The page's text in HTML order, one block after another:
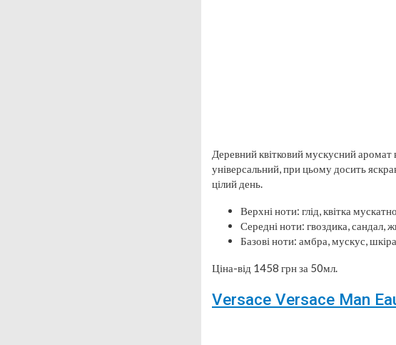
Деревний квітковий мускусний аромат
універсальний, при цьому досить
цілий день.
Верхні ноти: глід, квітка
Середні ноти: гвоздика, сандал,
Базові ноти: амбра, мускус,
Ціна-від 1458 грн за 50мл.
Versace Versace Man